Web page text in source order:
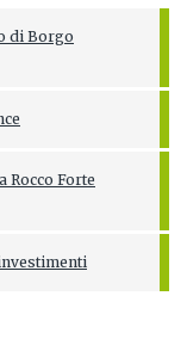
di Borgo
Rocco Forte